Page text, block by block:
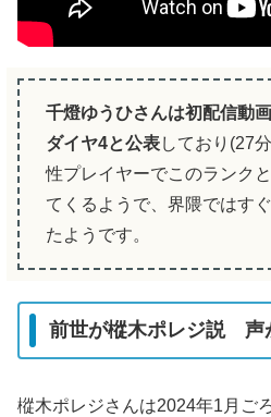
千燈ゆうひさんは初配信動
ダイヤ4と公表しており(27
性プレイヤーでこのランク
てくるようで、界隈ではす
たようです。
前世が樅木ポレジ説 声
樅木ポレジさんは2024年1月ご